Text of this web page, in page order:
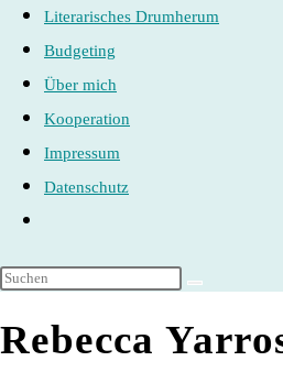
Literarisches Drumherum
Budgeting
Über mich
Kooperation
Impressum
Datenschutz
umschalten
Rebecca